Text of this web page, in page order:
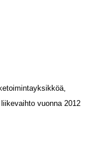
vuonna 2012